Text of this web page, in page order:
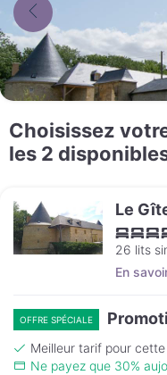
Choisissez
les 2
Le
26 lits
En
OFFRE SPÉCIALE
Meilleur tarif pour
Ne payez que 30%